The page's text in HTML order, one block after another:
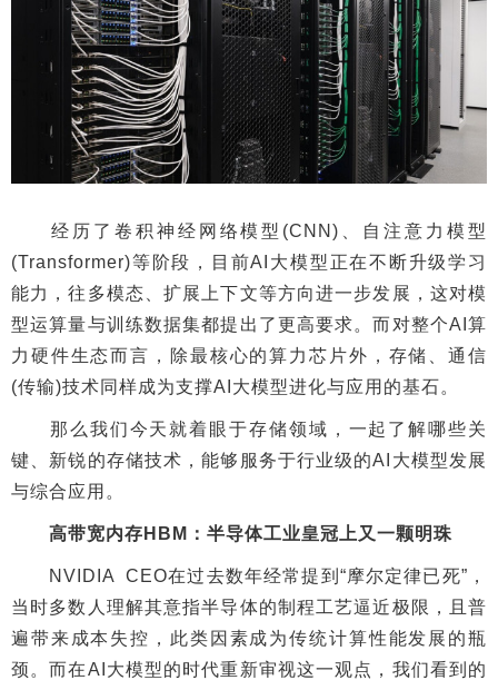
经历了卷积神经网络模型(CNN)、自注意力模型
(Transformer)等阶段，目前AI大模型正在不断升级学习
能力，往多模态、扩展上下文等方向进一步发展，这对模
型运算量与训练数据集都提出了更高要求。而对整个AI算
力硬件生态而言，除最核心的算力芯片外，存储、通信
(传输)技术同样成为支撑AI大模型进化与应用的基石。
那么我们今天就着眼于存储领域，一起了解哪些关
键、新锐的存储技术，能够服务于行业级的AI大模型发展
与综合应用。
高带宽内存HBM：半导体工业皇冠上又一颗明珠
NVIDIA CEO在过去数年经常提到“摩尔定律已死”，
当时多数人理解其意指半导体的制程工艺逼近极限，且普
遍带来成本失控，此类因素成为传统计算性能发展的瓶
颈。而在AI大模型的时代重新审视这一观点，我们看到的